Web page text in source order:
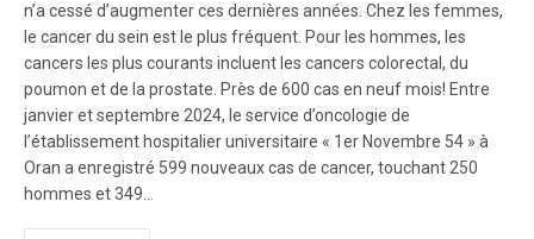
n’a cessé d’augmenter ces dernières années. Chez les femmes,
le cancer du sein est le plus fréquent. Pour les hommes, les
cancers les plus courants incluent les cancers colorectal, du
poumon et de la prostate. Près de 600 cas en neuf mois! Entre
janvier et septembre 2024, le service d’oncologie de
l’établissement hospitalier universitaire « 1er Novembre 54 » à
Oran a enregistré 599 nouveaux cas de cancer, touchant 250
hommes et 349…